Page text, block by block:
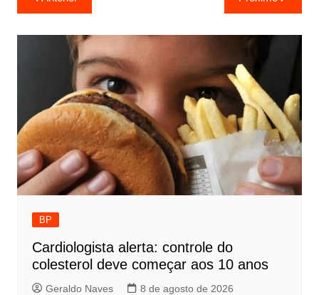
de
Post
BP
Cardiologista alerta: controle do
colesterol deve começar aos 10 anos
Geraldo Naves 8 de agosto de 2026